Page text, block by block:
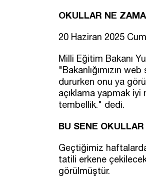
OKULLAR NE
20 Haziran 2025
Milli Eğitim Bakanı
"Bakanlığımızın
dururken onu ya
açıklama yapmak
tembellik." dedi.
BU SENE
Geçtiğimiz haftalarda
tatili erkene
görülmüştür.